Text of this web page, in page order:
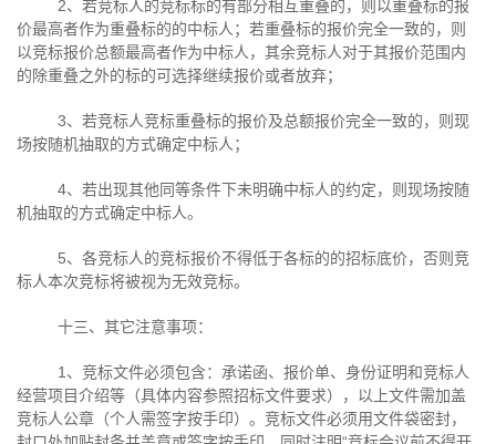
2、若竞标人的竞标标的有部分相互重叠的，则以重叠标的报
价最高者作为重叠标的的中标人；若重叠标的报价完全一致的，则
以竞标报价总额最高者作为中标人，其余竞标人对于其报价范围内
的除重叠之外的标的可选择继续报价或者放弃；
3、若竞标人竞标重叠标的报价及总额报价完全一致的，则现
场按随机抽取的方式确定中标人；
4、若出现其他同等条件下未明确中标人的约定，则现场按随
机抽取的方式确定中标人。
5、各竞标人的竞标报价不得低于各标的的招标底价，否则竞
标人本次竞标将被视为无效竞标。
十三、其它注意事项：
1、竞标文件必须包含：承诺函、报价单、身份证明和竞标人
经营项目介绍等（具体内容参照招标文件要求），以上文件需加盖
竞标人公章（个人需签字按手印）。竞标文件必须用文件袋密封，